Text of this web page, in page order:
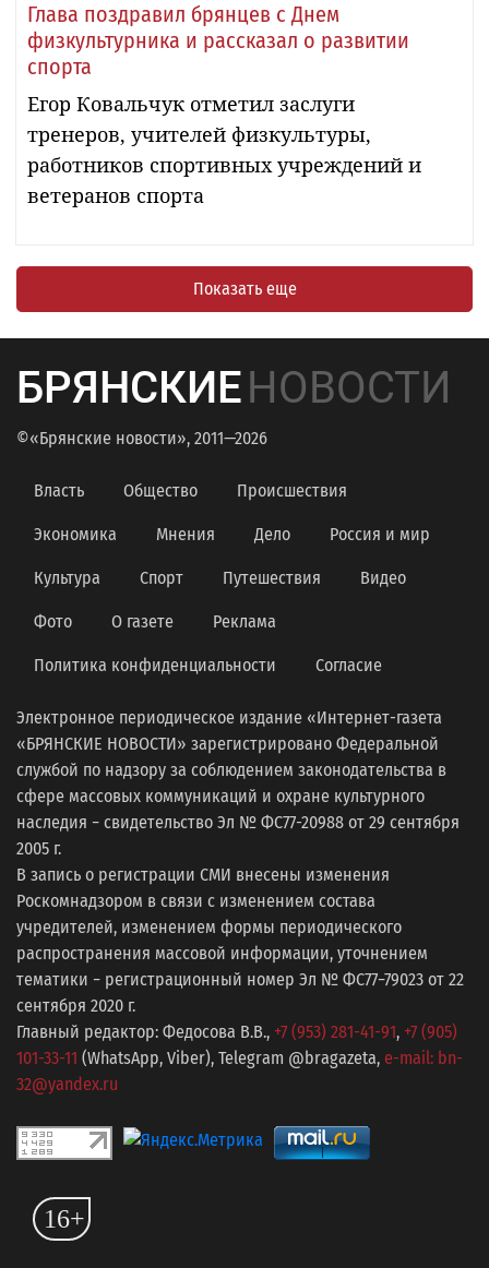
Глава поздравил брянцев с Днем
физкультурника и рассказал о развитии
спорта
Егор Ковальчук отметил заслуги
тренеров, учителей физкультуры,
работников спортивных учреждений и
ветеранов спорта
Показать еще
БРЯНСКИЕНОВОСТИ
©«Брянские новости», 2011—2026
Власть Общество Происшествия
Экономика Мнения Дело Россия и мир
Культура Спорт Путешествия Видео
Фото О газете Реклама
Политика конфиденциальности Согласие
Электронное периодическое издание «Интернет-газета
«БРЯНСКИЕ НОВОСТИ» зарегистрировано Федеральной
службой по надзору за соблюдением законодательства в
сфере массовых коммуникаций и охране культурного
наследия − свидетельство Эл № ФС77-20988 от 29 сентября
2005 г.
В запись о регистрации СМИ внесены изменения
Роскомнадзором в связи с изменением состава
учредителей, изменением формы периодического
распространения массовой информации, уточнением
тематики − регистрационный номер Эл № ФС77−79023 от 22
сентября 2020 г.
Главный редактор: Федосова В.В., +7 (953) 281-41-91, +7 (905)
101-33-11 (WhatsApp, Viber), Telegram @bragazeta, e-mail: bn-
32@yandex.ru
16+